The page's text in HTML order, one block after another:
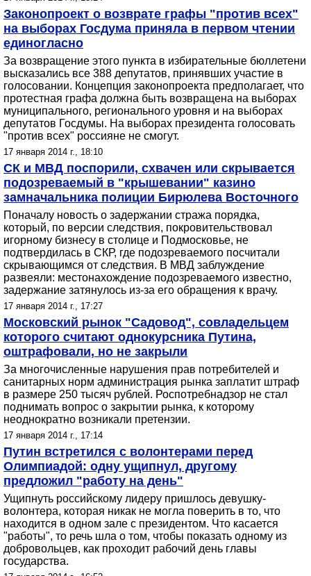
Законопроект о возврате графы "против всех"
на выборах Госдума приняла в первом чтении
единогласно
За возвращение этого пункта в избирательные бюллетени
высказались все 388 депутатов, принявших участие в
голосовании. Концепция законопроекта предполагает, что
протестная графа должна быть возвращена на выборах
муниципального, регионального уровня и на выборах
депутатов Госдумы. На выборах президента голосовать
"против всех" россияне не смогут.
17 января 2014 г., 18:10
СК и МВД поспорили, схвачен или скрывается
подозреваемый в "крышевании" казино
замначальника полиции Бирюлева Восточного
Поначалу новость о задержании стража порядка,
который, по версии следствия, покровительствовал
игорному бизнесу в столице и Подмосковье, не
подтвердилась в СКР, где подозреваемого посчитали
скрывающимся от следствия. В МВД заблуждение
развеяли: местонахождение подозреваемого известно,
задержание затянулось из-за его обращения к врачу.
17 января 2014 г., 17:27
Московский рынок "Садовод", совладельцем
которого считают однокурсника Путина,
оштрафовали, но не закрыли
За многочисленные нарушения прав потребителей и
санитарных норм администрация рынка заплатит штраф
в размере 250 тысяч рублей. Роспотребнадзор не стал
поднимать вопрос о закрытии рынка, к которому
неоднократно возникали претензии.
17 января 2014 г., 17:14
Путин встретился с волонтерами перед
Олимпиадой: одну ущипнул, другому
предложил "работу на день"
Ущипнуть российскому лидеру пришлось девушку-
волонтера, которая никак не могла поверить в то, что
находится в одном зале с президентом. Что касается
"работы", то речь шла о том, чтобы показать одному из
добровольцев, как проходит рабочий день главы
государства.